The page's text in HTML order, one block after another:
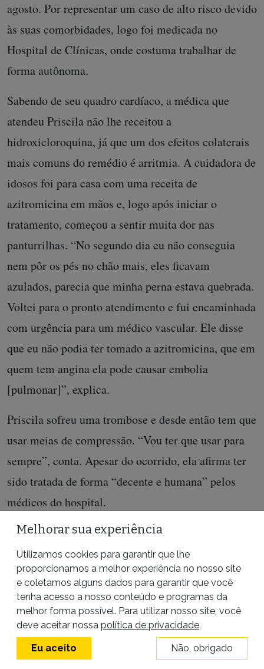
agosto. Por representar um caso de alto risco devido
às suas comorbidades, logo foi medicada no
Hospital de Clínicas, onde costuma trabalhar de
forma autônoma.
Sabendo de seu quadro cardíaco, a médica que
atendeu Priscila não lhe receitou a
hidroxicloroquina, já que um dos efeitos colaterais
mais comuns do remédio é arritmia. A cuidadora de
idosos foi para casa com uma receita de
azitromicina em mãos e, logo após iniciar o
tratamento, começou a sentir muita dor nas
panturrilhas. “No segundo dia eu não conseguia
nem pôr os pés no chão mais, eles ficavam
azulados, parecia que minha perna estava quebrada.
Voltei para o pronto atendimento e fui encaminhada
com urgência para um médico vascular. Ele disse
que eu não podia ter tomado a azitromicina, que em
quem tem angina ela pode causar embolia
[pulmonar]”, explica.
Priscila sofreu uma trombose e desde então tem que
usar meias de compressão. “Vou ter que usar para
sempre”, conta. Apesar do ocorrido, ela afirma ter
sido tratada de forma “decente e humana” pelos
médicos do hospital.
*As identidades verdadeiras foram protegidas a
pedido das entrevistadas
Colaborou Raphaela Ribeiro
Melhorar sua experiência
Utilizamos cookies para garantir que lhe
proporcionamos a melhor experiência no nosso site
e coletamos alguns dados para garantir que você
tenha acesso a nosso conteúdo e programas da
melhor forma possível. Para utilizar nosso site, você
deve aceitar nossa política de privacidade.
Eu aceito Não, obrigado